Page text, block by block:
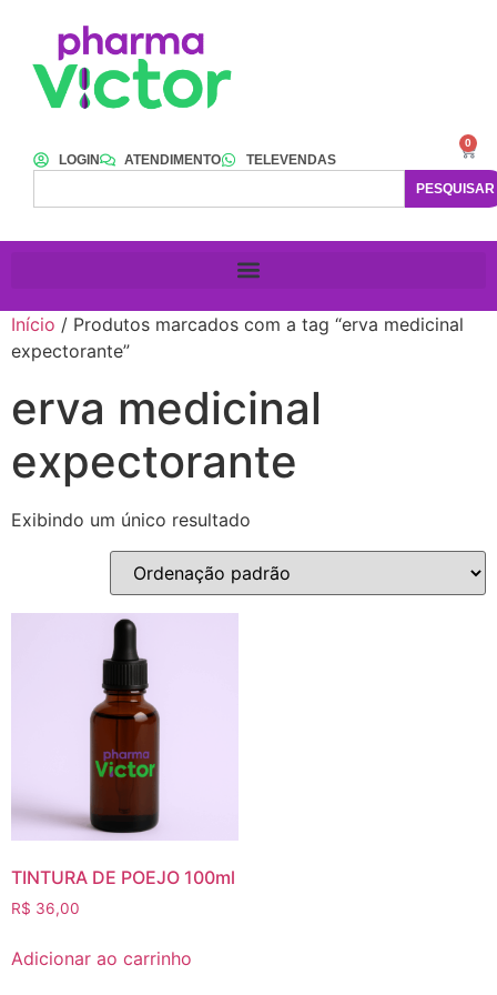
LOGIN ATENDIMENTO
TELEVENDAS
PESQUISAR
0
Início / Produtos marcados com a tag “erva medicinal
expectorante”
erva medicinal
expectorante
Exibindo um único resultado
TINTURA DE POEJO 100ml
R$ 36,00
Adicionar ao carrinho